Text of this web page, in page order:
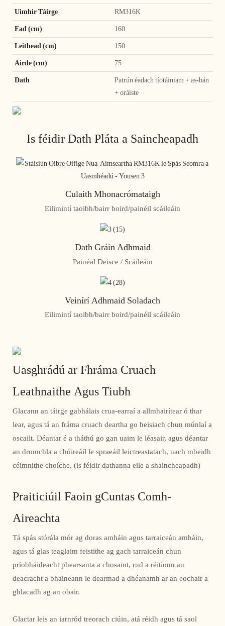
Uimhir Táirge RM316K
Fad (cm) 160
Leithead (cm) 150
Airde (cm) 75
Dath
Patrún éadach tíotáiniam + as-bán
+ oráiste
Is féidir Dath Pláta a Saincheapadh
Culaith Mhonacrómataigh
Eilimintí taoibh/bairr boird/painéil scáileáin
Dath Gráin Adhmaid
Painéal Deisce / Scáileáin
Veinírí Adhmaid Soladach
Eilimintí taoibh/bairr boird/painéil scáileáin
Uasghrádú ar Fhráma Cruach
Leathnaithe Agus Tiubh
Glacann an táirge gabhálais crua-earraí a allmhairítear ó thar
lear, agus tá an fráma cruach deartha go heisiach chun múnlaí a
oscailt. Déantar é a tháthú go gan uaim le léasair, agus déantar
an dromchla a chóireáil le spraeáil leictreastatach, nach mbeidh
céimnithe choíche. (is féidir dathanna eile a shaincheapadh)
Praiticiúil Faoin gCuntas Comh-
Aireachta
Tá spás stórála mór ag doras amháin agus tarraiceán amháin,
agus tá glas teaglaim feistithe ag gach tarraiceán chun
príobháideacht phearsanta a chosaint, rud a réitíonn an
deacracht a bhaineann le dearmad a dhéanamh ar an eochair a
ghlacadh ag an obair.
Glactar leis an iarnród treorach ciúin, atá réidh agus tá saol